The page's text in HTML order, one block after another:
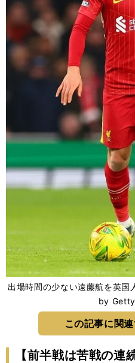
出場時間の少ない遠藤航を英
by
この記事に関
【前半戦は苦戦の連続